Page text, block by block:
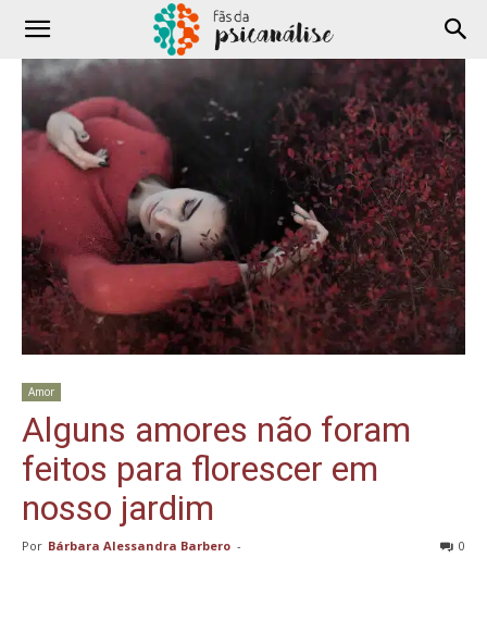
Amor
Alguns amores não foram
feitos para florescer em
nosso jardim
Por Bárbara Alessandra Barbero - 0